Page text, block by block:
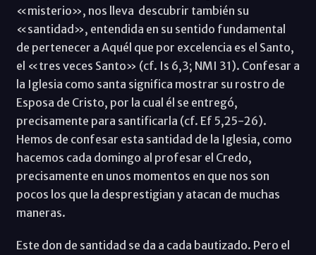
«misterio», nos lleva descubrir también su
«santidad», entendida en su sentido fundamental
de pertenecer a Aquél que por excelencia es el Santo,
el «tres veces Santo» (cf. Is 6,3; NMI 31). Confesar a
la Iglesia como santa significa mostrar su rostro de
Esposa de Cristo, por la cual él se entregó,
precisamente para santificarla (cf. Ef 5,25-26).
Hemos de confesar esta santidad de la Iglesia, como
hacemos cada domingo al profesar el Credo,
precisamente en unos momentos en que nos son
pocos los que la desprestigian y atacan de muchas
maneras.
Este don de santidad se da a cada bautizado. Pero el